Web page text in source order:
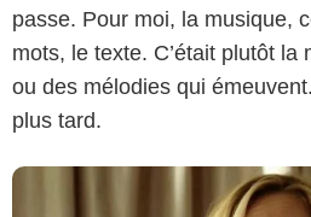
passe. Pour moi, la musique,
mots, le texte. C’était plutôt la
ou des mélodies qui
plus tard.